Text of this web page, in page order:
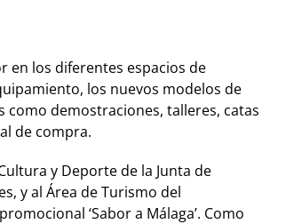
en los diferentes espacios de
los nuevos modelos de
como demostraciones, talleres, catas
de compra.
y Deporte de la Junta de
y al Área de Turismo del
‘Sabor a Málaga’. Como